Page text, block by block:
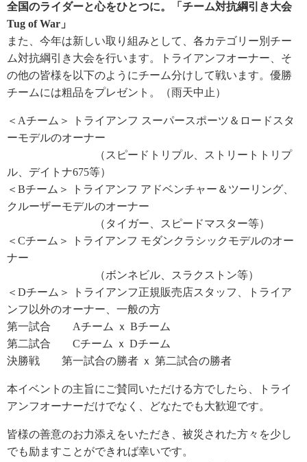
全国のライダーと心をひとつに。「チーム対抗綱引き大会
Tug of War」
また、今年は新しい取り組みとして、各カテゴリー別チー
ム対抗綱引き大会を行います。トライアンフオーナー、そ
の他の皆様を以下のようにチーム分けして戦います。優勝
チームには粗品をプレゼント。（雨天中止）
＜Aチーム＞ トライアンフ スーパースポーツ＆ロードスタ
ーモデルのオーナー
（スピードトリプル、ストリートトリプ
ル、デイトナ675等）
＜Bチーム＞ トライアンフ アドベンチャー＆ツーリング、
クルーザーモデルのオーナー
（タイガー、スピードマスター等）
＜Cチーム＞ トライアンフ モダンクラシックモデルのオー
ナー
（ボンネビル、スラクストン等）
＜Dチーム＞ トライアンフ正規販売店スタッフ、トライア
ンフ以外のオーナー、一般の方
第一試合 Aチーム ｘ Bチーム
第二試合 Cチーム ｘ Dチーム
決勝戦 第一試合の勝者 ｘ 第二試合の勝者
本イベントの主旨にご賛同いただける方でしたら、トライ
アンフオーナーだけでなく、どなたでも大歓迎です。
皆様の善意のお力添えをいただき、被災された方々を少し
でも励ますことができれば幸いです。